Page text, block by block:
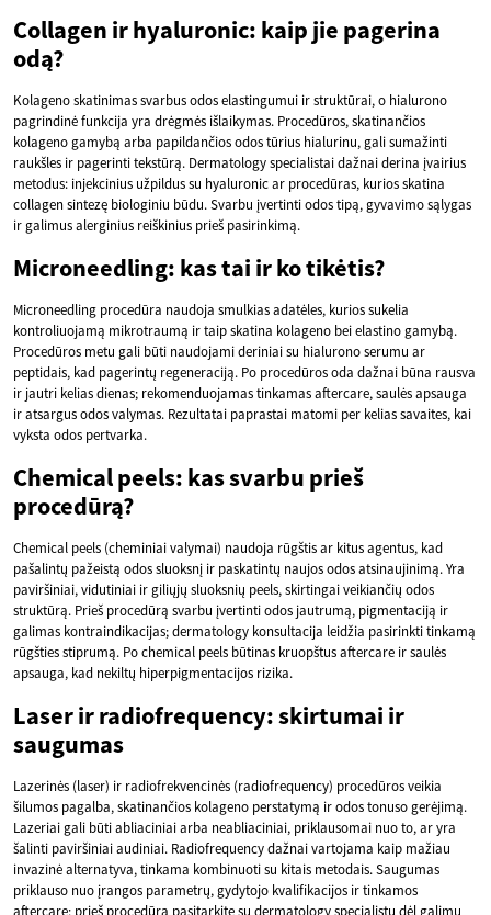
Collagen ir hyaluronic: kaip jie pagerina
odą?
Kolageno skatinimas svarbus odos elastingumui ir struktūrai, o hialurono
pagrindinė funkcija yra drėgmės išlaikymas. Procedūros, skatinančios
kolageno gamybą arba papildančios odos tūrius hialurinu, gali sumažinti
raukšles ir pagerinti tekstūrą. Dermatology specialistai dažnai derina įvairius
metodus: injekcinius užpildus su hyaluronic ar procedūras, kurios skatina
collagen sintezę biologiniu būdu. Svarbu įvertinti odos tipą, gyvavimo sąlygas
ir galimus alerginius reiškinius prieš pasirinkimą.
Microneedling: kas tai ir ko tikėtis?
Microneedling procedūra naudoja smulkias adatėles, kurios sukelia
kontroliuojamą mikrotraumą ir taip skatina kolageno bei elastino gamybą.
Procedūros metu gali būti naudojami deriniai su hialurono serumu ar
peptidais, kad pagerintų regeneraciją. Po procedūros oda dažnai būna rausva
ir jautri kelias dienas; rekomenduojamas tinkamas aftercare, saulės apsauga
ir atsargus odos valymas. Rezultatai paprastai matomi per kelias savaites, kai
vyksta odos pertvarka.
Chemical peels: kas svarbu prieš
procedūrą?
Chemical peels (cheminiai valymai) naudoja rūgštis ar kitus agentus, kad
pašalintų pažeistą odos sluoksnį ir paskatintų naujos odos atsinaujinimą. Yra
paviršiniai, vidutiniai ir giliųjų sluoksnių peels, skirtingai veikiančių odos
struktūrą. Prieš procedūrą svarbu įvertinti odos jautrumą, pigmentaciją ir
galimas kontraindikacijas; dermatology konsultacija leidžia pasirinkti tinkamą
rūgšties stiprumą. Po chemical peels būtinas kruopštus aftercare ir saulės
apsauga, kad nekiltų hiperpigmentacijos rizika.
Laser ir radiofrequency: skirtumai ir
saugumas
Lazerinės (laser) ir radiofrekvencinės (radiofrequency) procedūros veikia
šilumos pagalba, skatinančios kolageno perstatymą ir odos tonuso gerėjimą.
Lazeriai gali būti abliaciniai arba neabliaciniai, priklausomai nuo to, ar yra
šalinti paviršiniai audiniai. Radiofrequency dažnai vartojama kaip mažiau
invazinė alternatyva, tinkama kombinuoti su kitais metodais. Saugumas
priklauso nuo įrangos parametrų, gydytojo kvalifikacijos ir tinkamos
aftercare; prieš procedūrą pasitarkite su dermatology specialistu dėl galimų